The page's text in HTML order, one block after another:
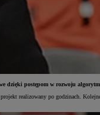
dzięki postępom w rozwoju
realizowany po godzinach.